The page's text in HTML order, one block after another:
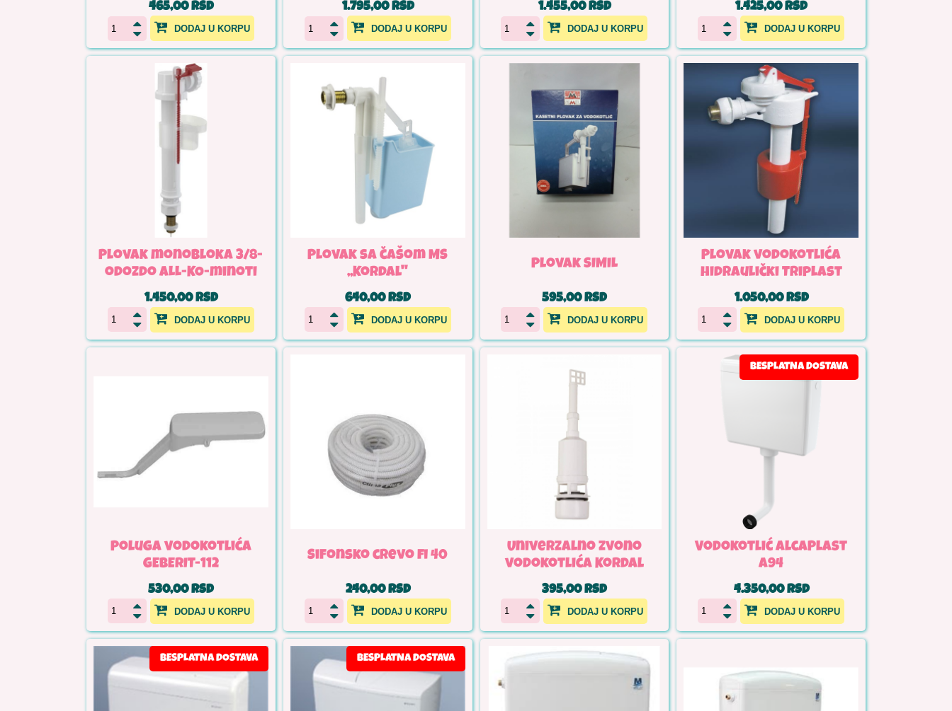
465,00 RSD
DODAJ U KORPU
1.795,00 RSD
DODAJ U KORPU
1.455,00 RSD
DODAJ U KORPU
1.425,00 RSD
DODAJ U KORPU
Plovak monobloka 3/8-
odozdo ALL-KO-minoti
1.450,00 RSD
DODAJ U KORPU
Plovak sa čašom MS
,,Kordal''
640,00 RSD
DODAJ U KORPU
Plovak SIMIL
595,00 RSD
DODAJ U KORPU
Plovak vodokotlića
hidraulički Triplast
1.050,00 RSD
DODAJ U KORPU
Poluga vodokotlića
GEBERIT-112
530,00 RSD
DODAJ U KORPU
Sifonsko crevo fi 40
240,00 RSD
DODAJ U KORPU
Univerzalno zvono
vodokotlića Kordal
395,00 RSD
DODAJ U KORPU
BESPLATNA DOSTAVA
Vodokotlić AlcaPlast
A94
4.350,00 RSD
DODAJ U KORPU
BESPLATNA DOSTAVA BESPLATNA DOSTAVA